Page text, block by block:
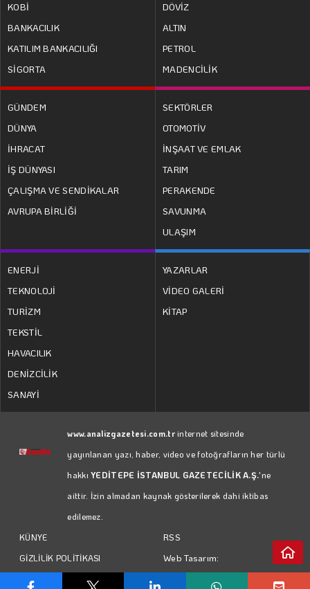
KOBİ
BANKACILIK
KATILIM BANKACILIĞI
SİGORTA
DÖVİZ
ALTIN
PETROL
MADENCİLİK
GÜNDEM
DÜNYA
İHRACAT
İŞ DÜNYASI
ÇALIŞMA VE SENDİKALAR
AVRUPA BİRLİĞİ
SEKTÖRLER
OTOMOTİV
İNŞAAT VE EMLAK
TARIM
PERAKENDE
SAVUNMA
ULAŞIM
ENERJİ
TEKNOLOJİ
TURİZM
TEKSTİL
HAVACILIK
DENİZCİLİK
SANAYİ
YAZARLAR
VİDEO GALERİ
KİTAP
www.analizgazetesi.com.trinternet sitesinde
yayınlanan yazı, haber, video ve fotoğrafların her türlü
hakkıYEDİTEPE İSTANBUL GAZETECİLİK A.Ş.'ne
aittir. İzin almadan kaynak gösterilerek dahi iktibas
edilemez.
KÜNYE
GİZLİLİK POLİTİKASI
KULLANIM KOŞULLARI
RSS
Web Tasarım: